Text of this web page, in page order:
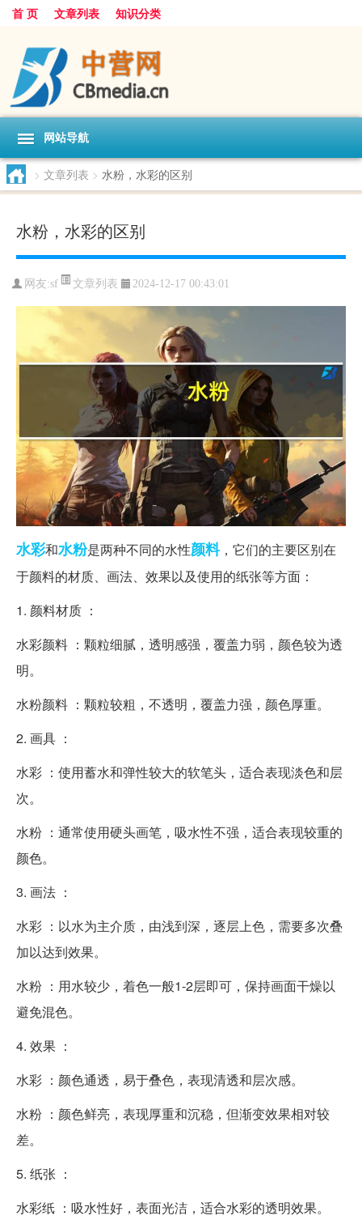
首 页 文章列表 知识分类
网站导航
> 文章列表 > 水粉，水彩的区别
水粉，水彩的区别
网友:sf 文章列表 2024-12-17 00:43:01
水彩和水粉是两种不同的水性颜料，它们的主要区别在
于颜料的材质、画法、效果以及使用的纸张等方面：
1. 颜料材质 ：
水彩颜料 ：颗粒细腻，透明感强，覆盖力弱，颜色较为透
明。
水粉颜料 ：颗粒较粗，不透明，覆盖力强，颜色厚重。
2. 画具 ：
水彩 ：使用蓄水和弹性较大的软笔头，适合表现淡色和层
次。
水粉 ：通常使用硬头画笔，吸水性不强，适合表现较重的
颜色。
3. 画法 ：
水彩 ：以水为主介质，由浅到深，逐层上色，需要多次叠
加以达到效果。
水粉 ：用水较少，着色一般1-2层即可，保持画面干燥以
避免混色。
4. 效果 ：
水彩 ：颜色通透，易于叠色，表现清透和层次感。
水粉 ：颜色鲜亮，表现厚重和沉稳，但渐变效果相对较
差。
5. 纸张 ：
水彩纸 ：吸水性好，表面光洁，适合水彩的透明效果。